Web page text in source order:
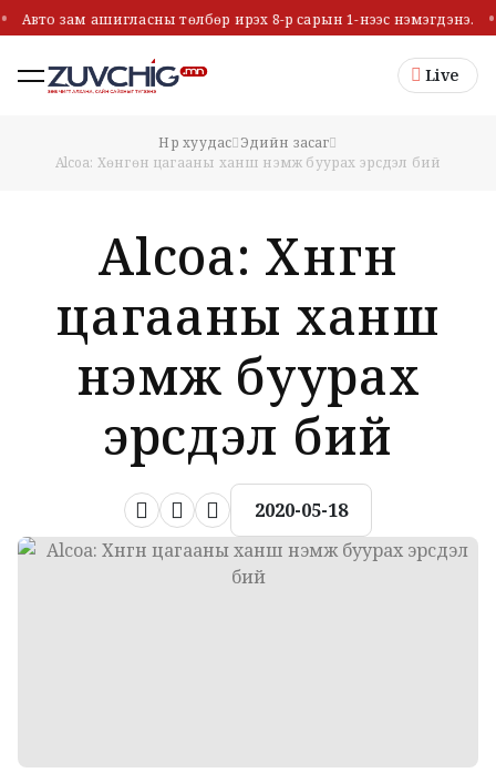
Авто зам ашигласны төлбөр ирэх 8-р сарын 1-нээс нэмэгдэнэ.
Live
Нүүр хуудас Эдийн засаг
Alcoa: Хөнгөн цагааны ханш нэмж буурах эрсдэл бий
Alcoa: Хөнгөн
цагааны ханш
нэмж буурах
эрсдэл бий
2020-05-18